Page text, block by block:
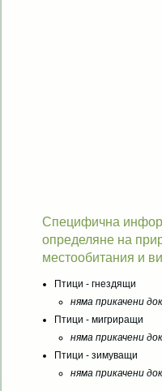
Специфична
определяне на
местообитания и
Птици - гнездящи
няма прикачени
Птици - мигриращи
няма прикачени
Птици - зимуващи
няма прикачени